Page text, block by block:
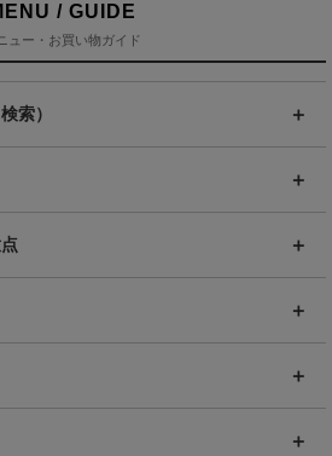
/ GUIDE
ュー・お買い物ガイド
索）